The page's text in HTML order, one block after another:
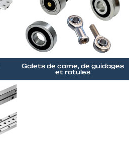
Galets de came, de guidages
et rotules